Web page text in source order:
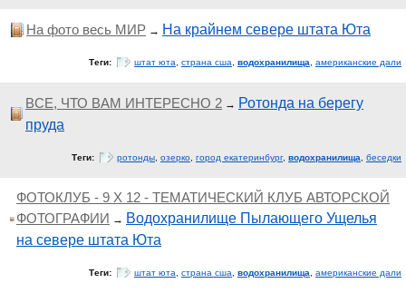
На фото весь МИР → На крайнем севере штата Юта
Теги: штат юта страна сша водохранилища американские дали
ВСЕ, ЧТО ВАМ ИНТЕРЕСНО 2 → Ротонда на берегу
пруда
Теги: ротонды озерко город екатеринбург, водохранилища беседки
ФОТОКЛУБ - 9 Х 12 - ТЕМАТИЧЕСКИЙ КЛУБ АВТОРСКОЙ
ФОТОГРАФИИ → Водохранилище Пылающего Ущелья
на севере штата Юта
Теги: штат юта страна сша водохранилища американские дали